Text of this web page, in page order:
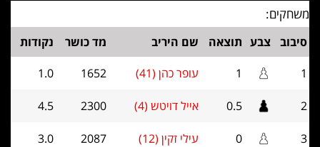
משחקים:
סיבוב צבע תוצאה שם היריב מד כושר
נקודות
1
1 עופר כהן (41) 1652
1.0
2
0.5 אייל דויטש (4) 2300
4.5
3
0 עילי זקין (12) 2087
3.0